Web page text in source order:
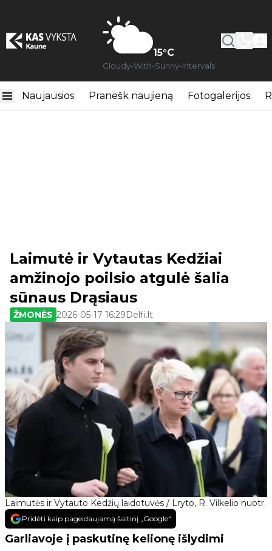
15°C
Cloudy-With-Sunny-Intervals
Naujausios Pranešk naujieną Fotogalerijos
Laimutės ir Vytauto Kedžių laidotuvės / Lryto, R. Vilkelio nuotr.
Laimutė ir Vytautas Kedžiai
amžinojo poilsio atgulė šalia
sūnaus Drąsiaus
ŽMONĖS 2026-05-17 16:29Delfi.lt
Pridėti kaip pageidaujamą šaltinį „Google“
Garliavoje į paskutinę kelionę išlydimi